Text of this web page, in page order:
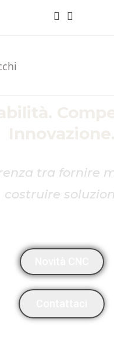
tra fornire
costruire